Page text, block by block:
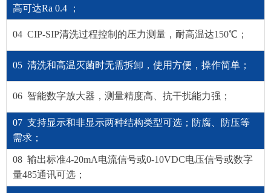
高可达Ra 0.4 ；
04 CIP-SIP清洗过程控制的压力测量，耐高温达150℃；
05 清洗和高温灭菌时无需拆卸，使用方便，操作简单；
06 智能数字放大器，测量精度高、抗干扰能力强；
07 支持显示和非显示两种结构类型可选；防腐、防压等
需求；
08 输出标准4-20mA电流信号或0-10VDC电压信号或数字
量485通讯可选；